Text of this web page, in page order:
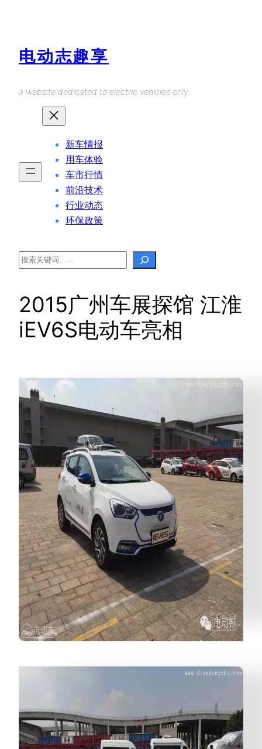
电动志趣享
a website dedicated to electric vehicles only.
新车情报
用车体验
车市行情
前沿技术
行业动态
环保政策
Search
2015广州车展探馆 江淮
iEV6S电动车亮相